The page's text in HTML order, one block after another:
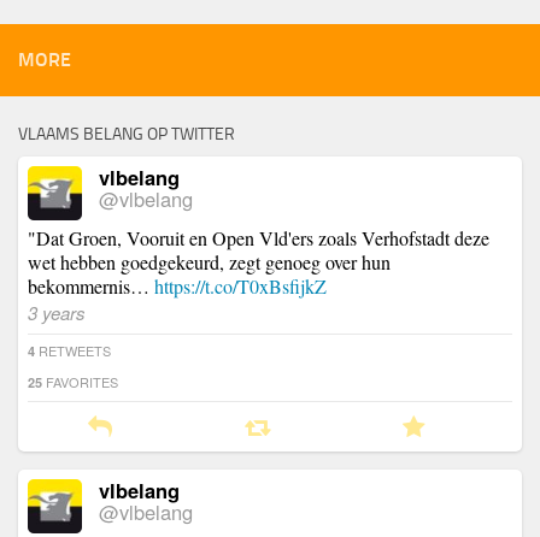
MORE
VLAAMS BELANG OP TWITTER
vlbelang
@vlbelang
"Dat Groen, Vooruit en Open Vld'ers zoals Verhofstadt deze
wet hebben goedgekeurd, zegt genoeg over hun
bekommernis… https://t.co/T0xBsfijkZ
3 years
4 RETWEETS
25 FAVORITES
vlbelang
@vlbelang